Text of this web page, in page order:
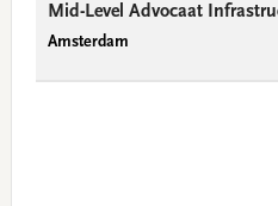
Mid-Level Advocaat
Amsterdam